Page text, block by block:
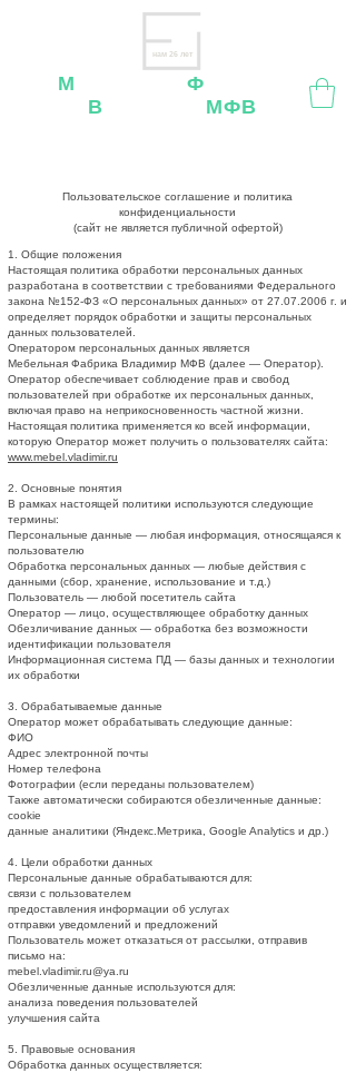
нам 26 лет
М Ф
В
МФВ
Пользовательское соглашение и политика
конфиденциальности
(сайт не является публичной офертой)
1. Общие положения
Настоящая политика обработки персональных данных
разработана в соответствии с требованиями Федерального
закона №152-ФЗ «О персональных данных» от 27.07.2006 г. и
определяет порядок обработки и защиты персональных
данных пользователей.
Оператором персональных данных является
Мебельная Фабрика Владимир МФВ (далее — Оператор).
Оператор обеспечивает соблюдение прав и свобод
пользователей при обработке их персональных данных,
включая право на неприкосновенность частной жизни.
Настоящая политика применяется ко всей информации,
которую Оператор может получить о пользователях сайта:
www.mebel.vladimir.ru
2. Основные понятия
В рамках настоящей политики используются следующие
термины:
Персональные данные — любая информация, относящаяся к
пользователю
Обработка персональных данных — любые действия с
данными (сбор, хранение, использование и т.д.)
Пользователь — любой посетитель сайта
Оператор — лицо, осуществляющее обработку данных
Обезличивание данных — обработка без возможности
идентификации пользователя
Информационная система ПД — базы данных и технологии
их обработки
3. Обрабатываемые данные
Оператор может обрабатывать следующие данные:
ФИО
Адрес электронной почты
Номер телефона
Фотографии (если переданы пользователем)
Также автоматически собираются обезличенные данные:
cookie
данные аналитики (Яндекс.Метрика, Google Analytics и др.)
4. Цели обработки данных
Персональные данные обрабатываются для:
связи с пользователем
предоставления информации об услугах
отправки уведомлений и предложений
Пользователь может отказаться от рассылки, отправив
письмо на:
mebel.vladimir.ru@ya.ru
Обезличенные данные используются для:
анализа поведения пользователей
улучшения сайта
5. Правовые основания
Обработка данных осуществляется: